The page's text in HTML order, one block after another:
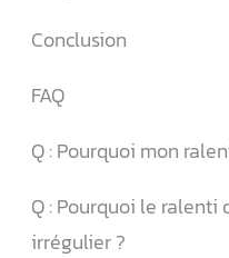
Conclusion
FAQ
Q : Pourquoi mon
Q : Pourquoi le
irrégulier ?